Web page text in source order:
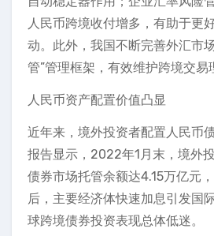
人民币跨境收付增多，有助于更
动。此外，我国不断完善外汇市
管”管理框架，有效维护跨境交易
人民币资产配置价值凸显
近年来，境外投资者配置人民币
报告显示，2022年1月末，境外
债券市场托管余额达4.15万亿元
后，主要经济体快速加息引发国
球跨境债券投资表现总体低迷。